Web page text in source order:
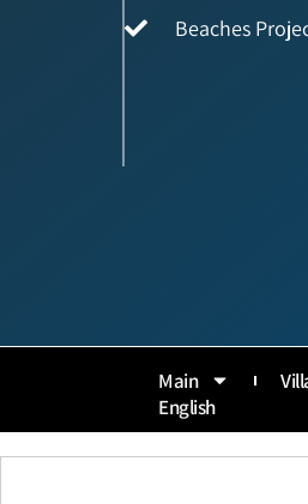
Beaches
Main
English